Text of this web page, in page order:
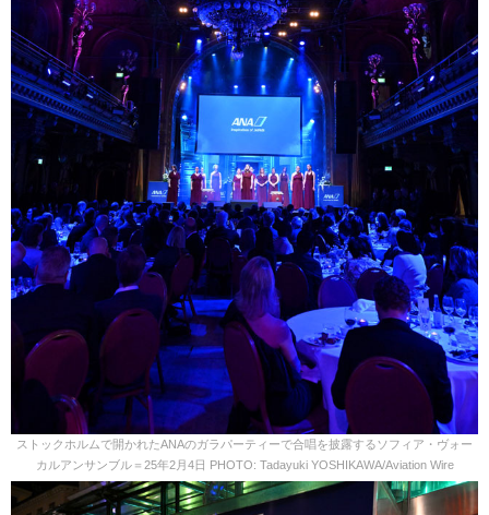
ストックホルムで開かれたANAのガラパーティーで合唱を披露するソフィア・ヴォー
カルアンサンブル＝25年2月4日 PHOTO: Tadayuki YOSHIKAWA/Aviation Wire